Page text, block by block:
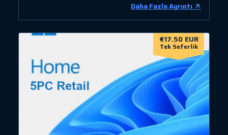
Daha Fazla Ayrıntı
€17.50 EUR
Tek Seferlik